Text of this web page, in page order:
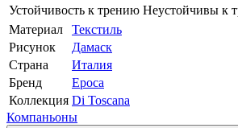
Устойчивость к трению Неустойчивы к
Материал
Текстиль
Рисунок
Дамаск
Страна
Италия
Бренд
Epoca
Коллекция Di Toscana
Компаньоны